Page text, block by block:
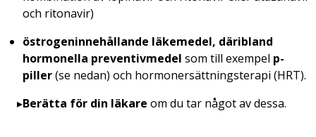
och ritonavir)
östrogeninnehållande läkemedel, däribland
hormonella preventivmedel som till exempel p-
piller(se nedan) och hormonersättningsterapi (HRT).
Berätta för din läkare om du tar något av dessa.